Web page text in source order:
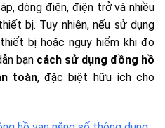
dòng điện, điện trở và nhiều
bị. Tuy nhiên, nếu sử dụng
bị hoặc nguy hiểm khi đo
bạn cách sử dụng đồng hồ
toàn, đặc biệt hữu ích cho